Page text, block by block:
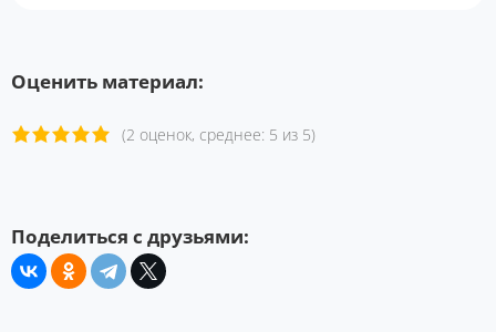
Оценить материал:
(2 оценок, среднее: 5 из 5)
Поделиться с друзьями: